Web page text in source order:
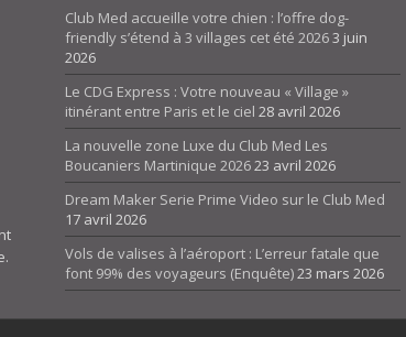
Club Med accueille votre chien : l’offre dog-
friendly s’étend à 3 villages cet été 20263 juin
2026
Le CDG Express : Votre nouveau « Village »
itinérant entre Paris et le ciel 28 avril 2026
La nouvelle zone Luxe du Club Med Les
Boucaniers Martinique 202623 avril 2026
Dream Maker Serie Prime Video sur le Club Med
17 avril 2026
Vols de valises à l’aéroport : L’erreur fatale que
font 99% des voyageurs (Enquête)23 mars 2026